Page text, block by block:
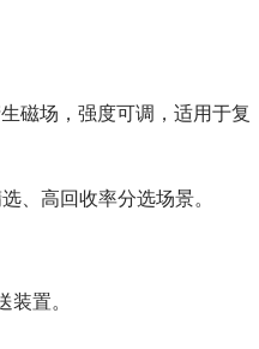
磁场，强度可调，适用于复
、高回收率分选场景。
置。